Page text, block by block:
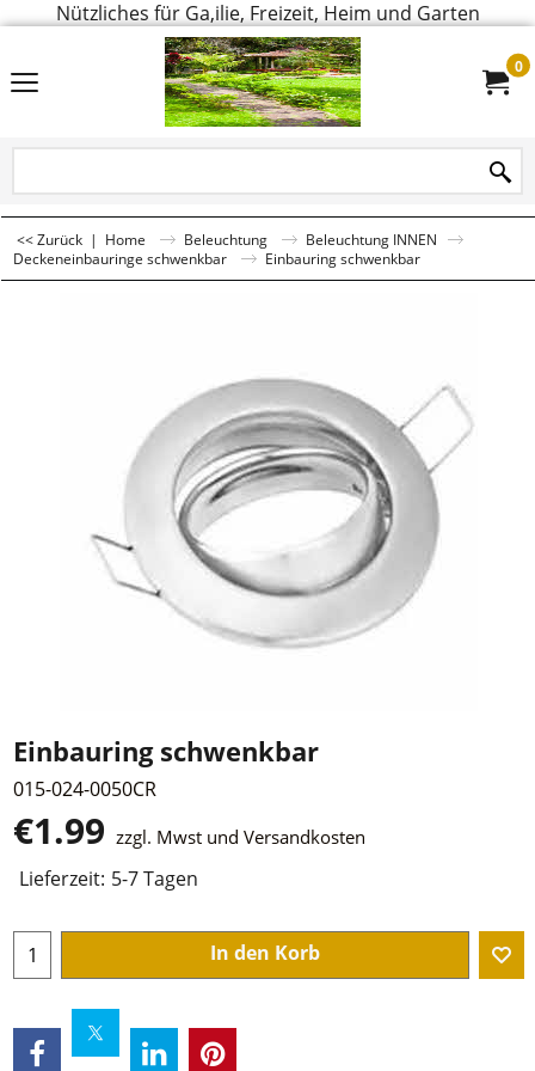
Nützliches für Ga,ilie, Freizeit, Heim und Garten
0
<< Zurück | Home Beleuchtung
Beleuchtung INNEN
Deckeneinbauringe schwenkbar
Einbauring schwenkbar
Einbauring schwenkbar
015-024-0050CR
€1.99 zzgl. Mwst und Versandkosten
Lieferzeit: 5-7 Tagen
In den Korb